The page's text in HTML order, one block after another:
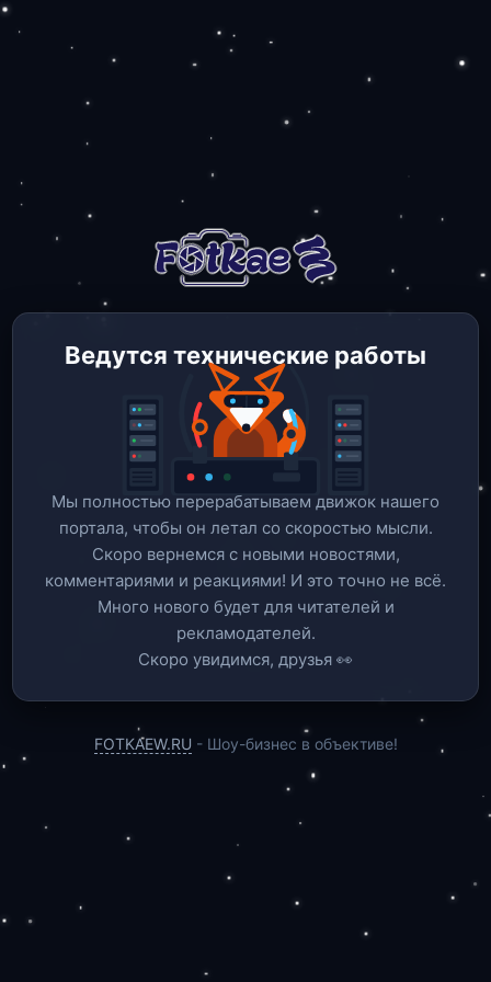
Ведутся технические работы
Мы полностью перерабатываем движок нашего
портала, чтобы он летал со скоростью мысли.
Скоро вернемся c новыми новостями,
комментариями и реакциями! И это точно не всё.
Много нового будет для читателей и
рекламодателей.
Скоро увидимся, друзья 👀
FOTKAEW.RU - Шоу-бизнес в объективе!